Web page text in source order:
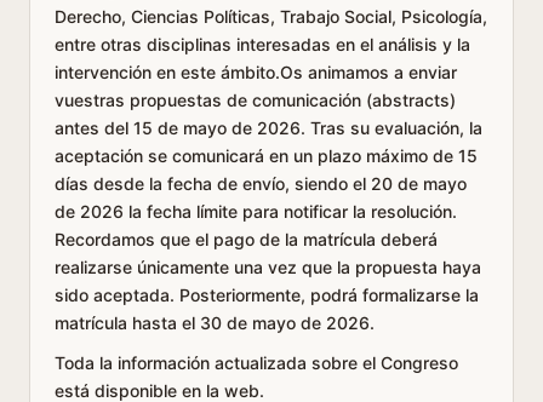
Derecho, Ciencias Políticas, Trabajo Social, Psicología,
entre otras disciplinas interesadas en el análisis y la
intervención en este ámbito.Os animamos a enviar
vuestras propuestas de comunicación (abstracts)
antes del 15 de mayo de 2026. Tras su evaluación, la
aceptación se comunicará en un plazo máximo de 15
días desde la fecha de envío, siendo el 20 de mayo
de 2026 la fecha límite para notificar la resolución.
Recordamos que el pago de la matrícula deberá
realizarse únicamente una vez que la propuesta haya
sido aceptada. Posteriormente, podrá formalizarse la
matrícula hasta el 30 de mayo de 2026.
Toda la información actualizada sobre el Congreso
está disponible en la web.